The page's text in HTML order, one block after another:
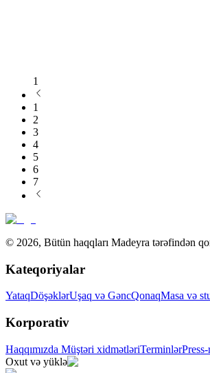
1
1
2
3
4
5
6
7
© 2026, Bütün haqqları Madeyra tərəfindən
Kateqoriyalar
YataqDöşəklərUşaq və GəncQonaqMasa və
Korporativ
Haqqımızda Müştəri xidmətləriTerminlər
Oxut və yüklə